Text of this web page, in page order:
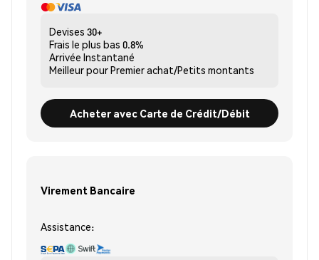
Devises 30+
Frais le plus bas 0.8%
Arrivée Instantané
Meilleur pourPremier achat/Petits montants
Acheter avec Carte de Crédit/Débit
Virement Bancaire
Assistance: